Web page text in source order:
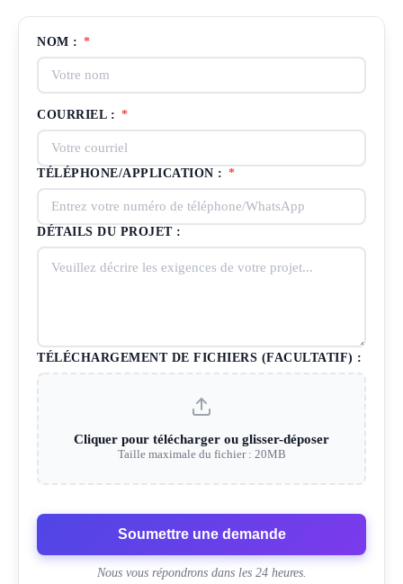
NOM : *
COURRIEL : *
TÉLÉPHONE/APPLICATION : *
DÉTAILS DU PROJET :
TÉLÉCHARGEMENT DE FICHIERS (FACULTATIF) :
Cliquer pour télécharger ou glisser-déposer
Taille maximale du fichier : 20MB
Soumettre une demande
Nous vous répondrons dans les 24 heures.